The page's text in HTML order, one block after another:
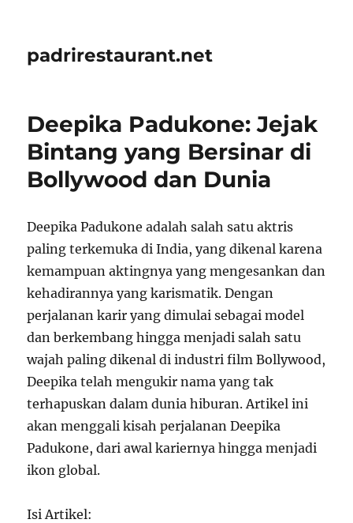
padrirestaurant.net
Deepika Padukone: Jejak
Bintang yang Bersinar di
Bollywood dan Dunia
Deepika Padukone adalah salah satu aktris
paling terkemuka di India, yang dikenal karena
kemampuan aktingnya yang mengesankan dan
kehadirannya yang karismatik. Dengan
perjalanan karir yang dimulai sebagai model
dan berkembang hingga menjadi salah satu
wajah paling dikenal di industri film Bollywood,
Deepika telah mengukir nama yang tak
terhapuskan dalam dunia hiburan. Artikel ini
akan menggali kisah perjalanan Deepika
Padukone, dari awal kariernya hingga menjadi
ikon global.
Isi Artikel: